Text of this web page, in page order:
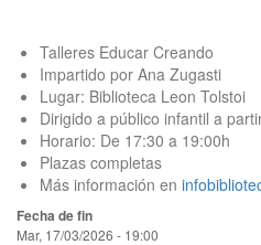
Talleres Educar Creando
Impartido por Ana Zugasti
Lugar: Biblioteca Leon Tolstoi
Dirigido a público infantil a
Horario: De 17:30 a 19:00h
Plazas completas
Más información en
Fecha de fin
Mar, 17/03/2026 - 19:00